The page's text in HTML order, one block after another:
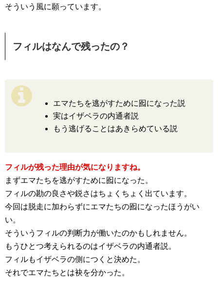
そういう風に願っています。
フィルはなんで残ったの？
エマたちを逃がすために囮になった説
実はイザベラの内通者説
もう逃げることはあきらめている説
フィルが残った理由が気になりますね。
まずエマたちを逃がすために囮になった。
フィルの勘の良さや鋭さはちょくちょく出ています。
今回は脱走に加わらずにエマたちの囮になったほうがい
い。
そういうフィルの判断力が働いたのかもしれません。
もうひとつ考えられるのはイザベラの内通者説。
フィルもイザベラの側につくと決めた。
それでエマたちとは袂を分かった。